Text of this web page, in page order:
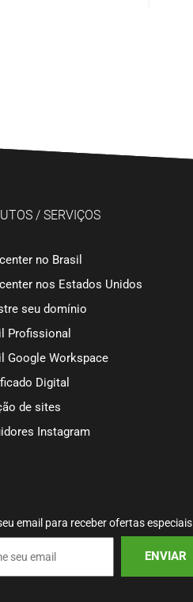
/ SERVIÇOS
no Brasil
nos Estados Unidos
seu domínio
Profissional
Google Workspace
Digital
de sites
Instagram
email para receber ofertas especiais